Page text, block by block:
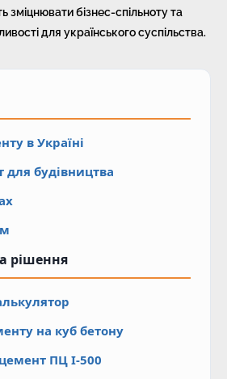
зміцнювати бізнес-спільноту та
для українського суспільства.
в Україні
для будівництва
рішення
на куб бетону
ПЦ І-500